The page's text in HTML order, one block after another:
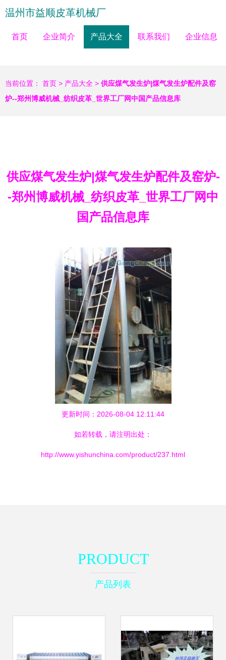
温州市益顺皮革机械厂
首页 企业简介 产品大全 联系我们 企业信息
当前位置： 首页 > 产品大全 > 供应煤气发生炉|煤气发生炉配件及窑
炉--郑州博威机械_纺织皮革_世界工厂网中国产品信息库
供应煤气发生炉|煤气发生炉配件及窑炉-
-郑州博威机械_纺织皮革_世界工厂网中
国产品信息库
更新时间：2026-08-04 12:11:44
如若转载，请注明出处：
http://www.yishunchina.com/product/237.html
PRODUCT
产品列表